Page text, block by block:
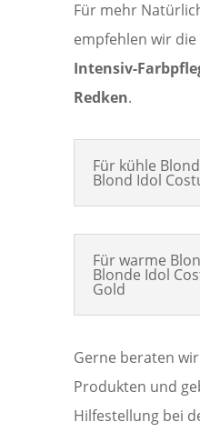
Für mehr
empfehlen wir die
Intensiv-
Redken.
Für kühle
Blond Idol
Für warme
Blonde Idol
Gold
Gerne beraten
Produkten und
Hilfestellung bei